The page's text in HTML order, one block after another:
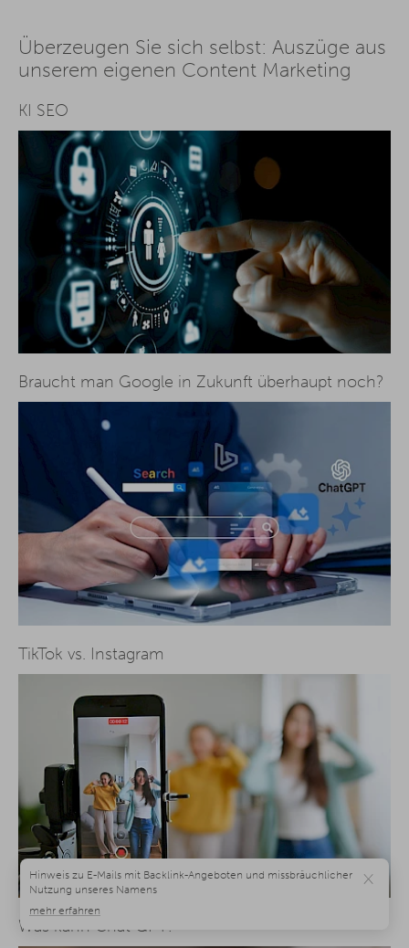
Überzeugen Sie sich selbst: Auszüge aus
unserem eigenen Content Marketing
KI SEO
Braucht man Google in Zukunft überhaupt noch?
TikTok vs. Instagram
Was kann Chat GPT?
×